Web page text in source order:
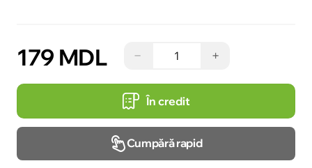
179 MDL − +
În credit
Cumpără rapid